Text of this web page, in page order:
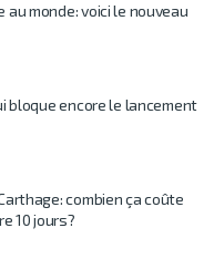
au monde: voici le nouveau
bloque encore le lancement
combien ça coûte
10 jours?